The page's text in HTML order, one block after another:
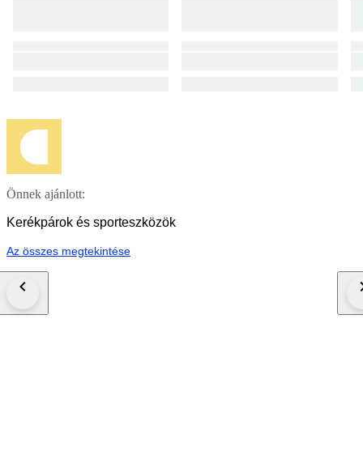
Önnek ajánlott:
Kerékpárok és sporteszközök
Az összes megtekintése